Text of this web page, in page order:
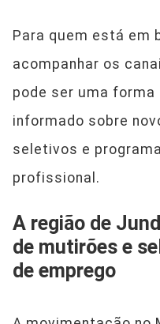
Para quem está em
acompanhar os
pode ser uma
informado sobre
seletivos e
profissional.
A região de
de mutirões e
de emprego